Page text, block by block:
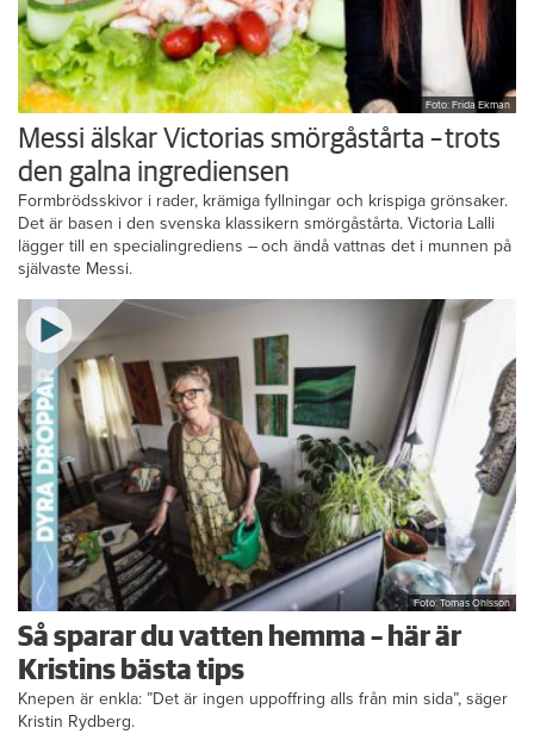
Foto: Frida Ekman
Messi älskar Victorias smörgåstårta – trots
den galna ingrediensen
Formbrödsskivor i rader, krämiga fyllningar och krispiga grönsaker.
Det är basen i den svenska klassikern smörgåstårta. Victoria Lalli
lägger till en specialingrediens – och ändå vattnas det i munnen på
självaste Messi.
Foto: Tomas Ohlsson
Så sparar du vatten hemma – här är
Kristins bästa tips
Knepen är enkla: ”Det är ingen uppoffring alls från min sida”, säger
Kristin Rydberg.